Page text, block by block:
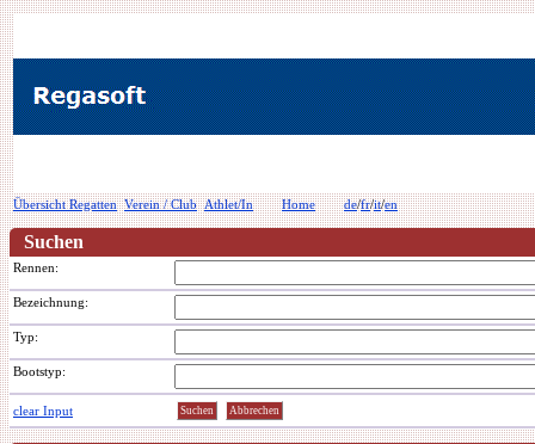
Übersicht Regatten Verein / Club Athlet/In Home de/fr/it/en
Suchen
Rennen:
Bezeichnung:
Typ:
Bootstyp:
clear Input